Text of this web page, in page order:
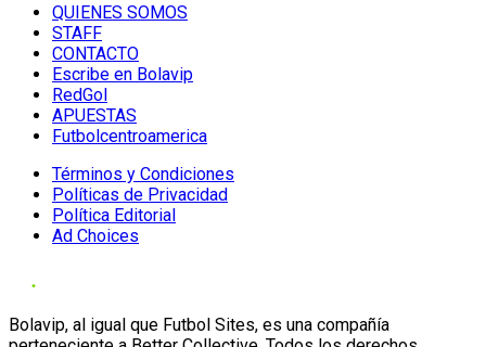
QUIENES SOMOS
STAFF
CONTACTO
Escribe en Bolavip
RedGol
APUESTAS
Futbolcentroamerica
Términos y Condiciones
Políticas de Privacidad
Política Editorial
Ad Choices
Bolavip, al igual que Futbol Sites, es una compañía